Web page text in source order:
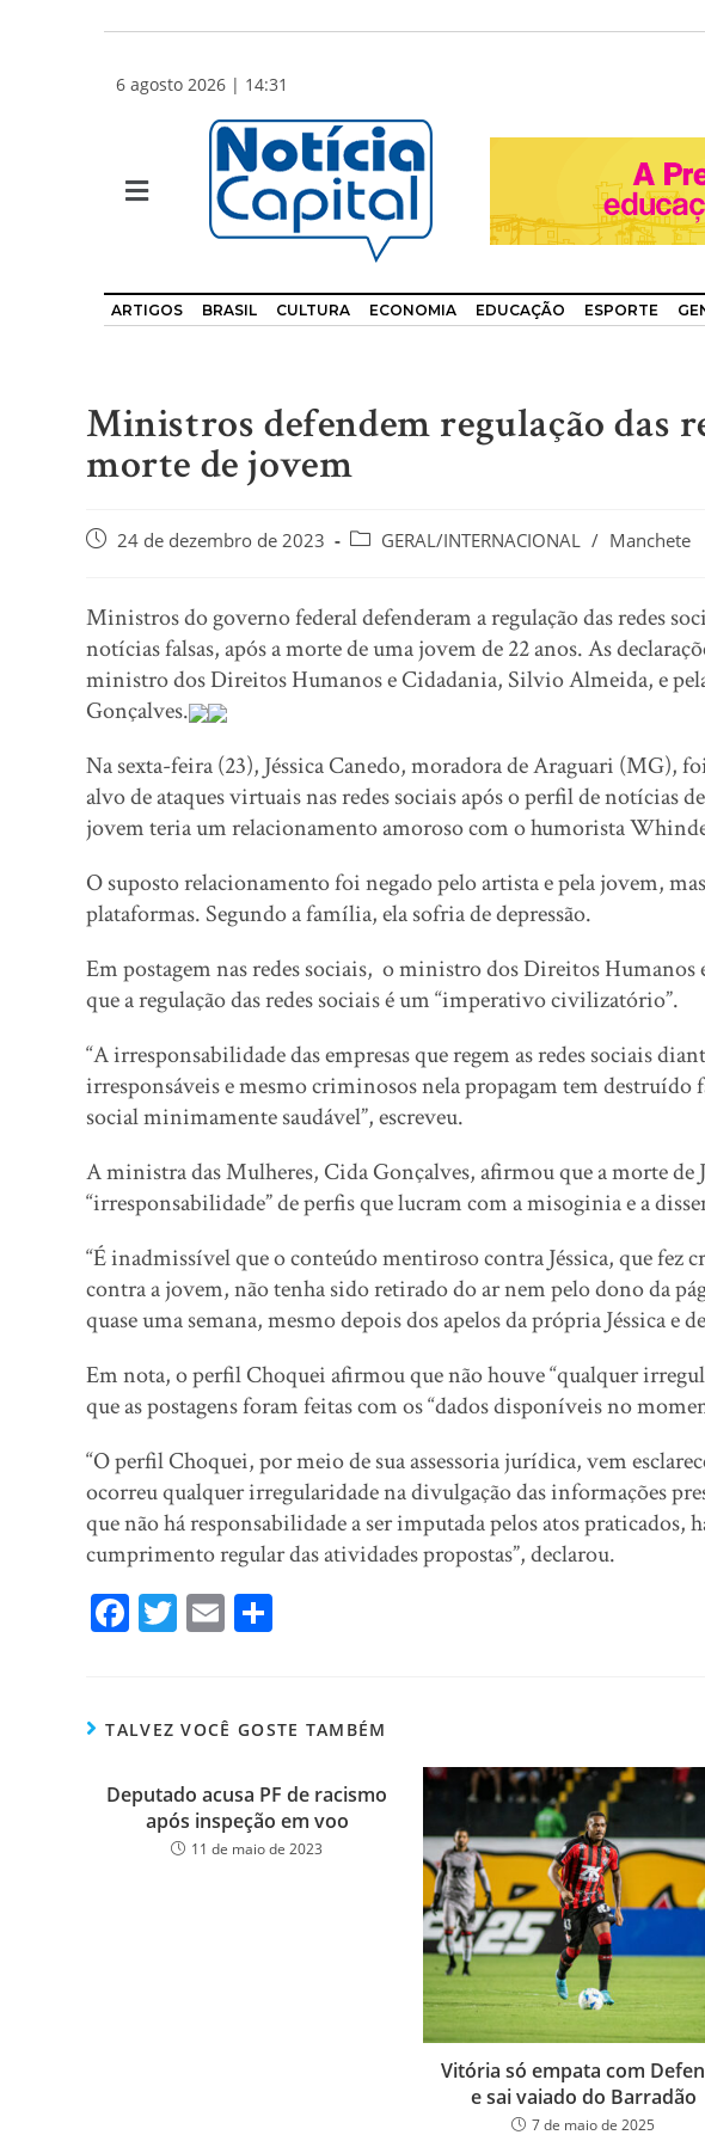
6 agosto 2026 | 14:31
ARTIGOS BRASIL CULTURA ECONOMIA EDUCAÇÃO ESPORTE
Ministros defendem regulação das
morte de jovem
24 de dezembro de 2023 GERAL/INTERNACIONAL / Manchete
Ministros do governo federal defenderam a regulação das redes
notícias falsas, após a morte de uma jovem de 22 anos. As
ministro dos Direitos Humanos e Cidadania, Silvio Almeida, e
Gonçalves.
Na sexta-feira (23), Jéssica Canedo, moradora de Araguari (MG),
alvo de ataques virtuais nas redes sociais após o perfil de notícias
jovem teria um relacionamento amoroso com o humorista
O suposto relacionamento foi negado pelo artista e pela jovem,
plataformas. Segundo a família, ela sofria de depressão.
Em postagem nas redes sociais, o ministro dos Direitos
que a regulação das redes sociais é um “imperativo civilizatório”.
“A irresponsabilidade das empresas que regem as redes sociais
irresponsáveis e mesmo criminosos nela propagam tem
social minimamente saudável”, escreveu.
A ministra das Mulheres, Cida Gonçalves, afirmou que a morte de
“irresponsabilidade” de perfis que lucram com a misoginia e a
“É inadmissível que o conteúdo mentiroso contra Jéssica, que fez
contra a jovem, não tenha sido retirado do ar nem pelo dono da
quase uma semana, mesmo depois dos apelos da própria Jéssica e
Em nota, o perfil Choquei afirmou que não houve “qualquer
que as postagens foram feitas com os “dados disponíveis no
“O perfil Choquei, por meio de sua assessoria jurídica, vem
ocorreu qualquer irregularidade na divulgação das informações
que não há responsabilidade a ser imputada pelos atos praticados,
cumprimento regular das atividades propostas”, declarou.
Fa
ok
T
er
E
TALVEZ VOCÊ GOSTE TAMBÉM
Deputado acusa PF de racismo
após inspeção em voo
11 de maio de 2023
Vitória só empata com
e sai vaiado do Barradão
7 de maio de 2025